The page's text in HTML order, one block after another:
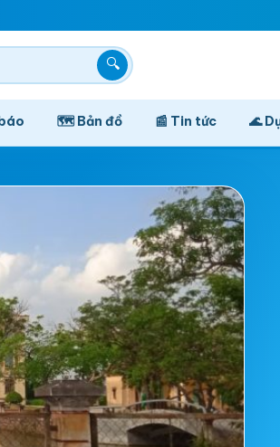
🔍
🗺️ Bản đồ 📰 Tin tức 🌊